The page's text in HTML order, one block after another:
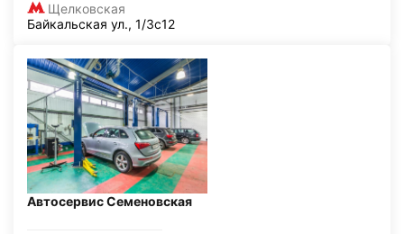
Щелковская
Байкальская ул., 1/3с12
Автосервис Семеновская